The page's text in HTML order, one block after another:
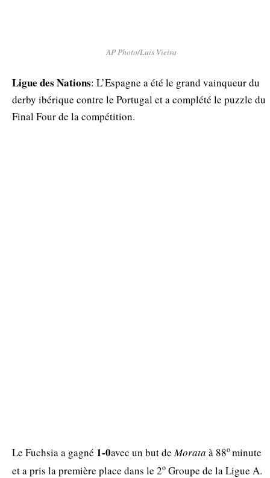
AP Photo/Luis Vieira
Ligue des Nations: L’Espagne a été le grand vainqueur du
derby ibérique contre le Portugal et a complété le puzzle du
Final Four de la compétition.
Le Fuchsia a gagné 1-0avec un but deMorata à 88οminute
et a pris la première place dans le 2ο Groupe de la Ligue A.